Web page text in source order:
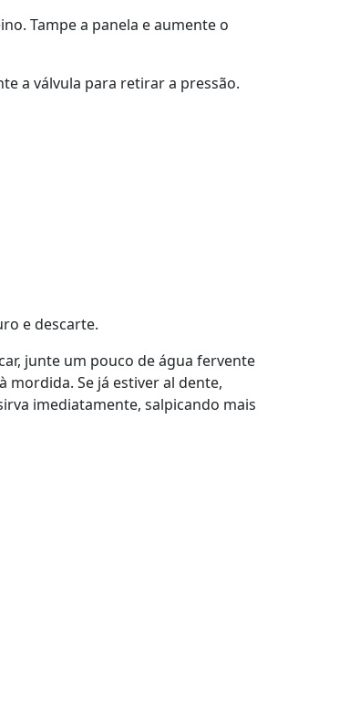
Tampe a panela e aumente o
a válvula para retirar a pressão.
e descarte.
junte um pouco de água fervente
Se já estiver al dente,
imediatamente, salpicando mais